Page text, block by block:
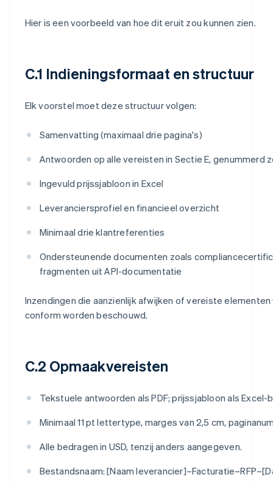
Hier is een voorbeeld van hoe dit eruit zou kunnen zien.
C.1 Indieningsformaat en structuur
Elk voorstel moet deze structuur volgen:
Samenvatting (maximaal drie pagina's)
Antwoorden op alle vereisten in Sectie E, genummerd
Ingevuld prijssjabloon in Excel
Leveranciersprofiel en financieel overzicht
Minimaal drie klantreferenties
Ondersteunende documenten zoals
fragmenten uit API-documentatie
Inzendingen die aanzienlijk afwijken of vereiste
conform worden beschouwd.
C.2 Opmaakvereisten
Tekstuele antwoorden als PDF; prijssjabloon als Excel-
Minimaal 11 pt lettertype, marges van 2,5 cm,
Alle bedragen in USD, tenzij anders aangegeven.
Bestandsnaam: [Naam